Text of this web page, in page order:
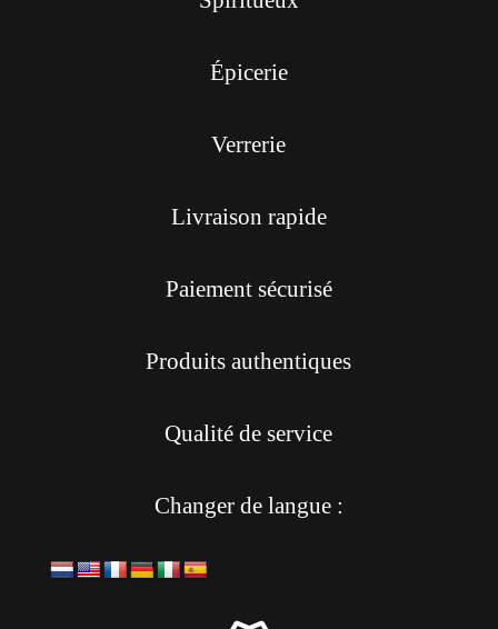
Épicerie
Verrerie
Livraison rapide
Paiement sécurisé
Produits authentiques
Qualité de service
Changer de langue :